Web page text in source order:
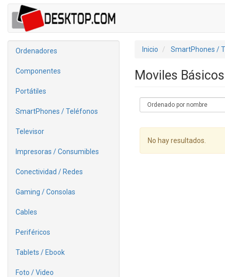
Ordenadores
Componentes
Portátiles
SmartPhones / Teléfonos
Televisor
Impresoras / Consumibles
Conectividad / Redes
Gaming / Consolas
Cables
Periféricos
Tablets / Ebook
Foto / Video
Inicio SmartPhones /
Moviles
No hay resultados.